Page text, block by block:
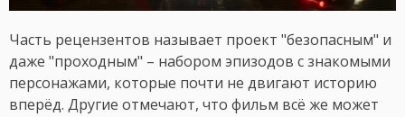
Часть рецензентов называет проект "безопасным" и
даже "проходным" – набором эпизодов с знакомыми
персонажами, которые почти не двигают историю
вперёд. Другие отмечают, что фильм всё же может